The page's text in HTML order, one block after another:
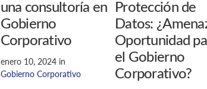
una consultoría en
Gobierno
Corporativo
enero 10, 2024in
Gobierno Corporativo
Protección de
Datos:
Oportunidad
el Gobierno
Corporativo?